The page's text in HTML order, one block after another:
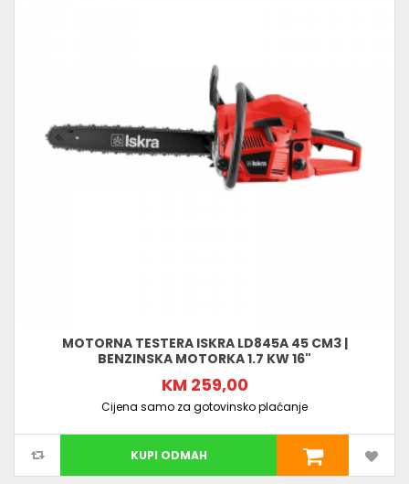
MOTORNA TESTERA ISKRA LD845A 45 CM3 |
BENZINSKA MOTORKA 1.7 KW 16"
KM 259,00
Cijena samo za gotovinsko plaćanje
KUPI ODMAH